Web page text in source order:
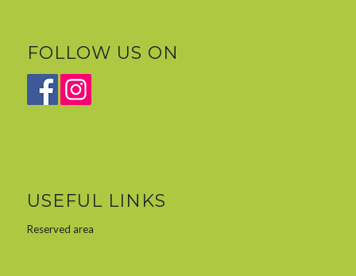
FOLLOW US ON
USEFUL LINKS
Reserved area